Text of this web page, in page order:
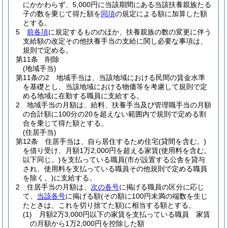
にかかわらず、5,000円に当該期間にある当該扶養親族たる
子の数を乗じて得た額を同項の規定による額に加算した額
とする。
5
前各項に規定するもののほか、扶養親族の数の変更に伴う
支給額の改定その他扶養手当の支給に関し必要な事項は、
規則で定める。
第11条
削除
(地域手当)
第11条の2
地域手当は、当該地域における民間の賃金水準
を基礎とし、当該地域における物価等を考慮して規則で定
める地域に在勤する職員に支給する。
2
地域手当の月額は、給料、扶養手当及び管理職手当の月額
の合計額に100分の20を超えない範囲内で規則で定める割
合を乗じて得た額とする。
(住居手当)
第12条
住居手当は、自ら居住するため住宅(貸間を含む。)
を借り受け、月額1万2,000円を超える家賃(使用料を含む。
以下同じ。)を支払っている職員(市が設置する公舎を貸与
され、使用料を支払っている職員その他規則で定める職員
を除く。)に支給する。
2
住居手当の月額は、 次の各号に掲げる職員の区分に応じ
て、 当該各号に掲げる額(その額に100円未満の端数を生じ
たときは、これを切り捨てた額)に相当する額とする。
(1)
月額2万3,000円以下の家賃を支払っている職員 家賃
の月額から1万2,000円を控除した額